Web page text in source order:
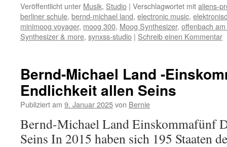
Veröffentlicht unter Musik, Studio | Verschlagwortet mitaliens-
berliner schule, bernd-michael land, electronic music,
minimoog voyager, moog 300, Moog Synthesizer, offenbach
Synthesizer & more, synxss-studio | Schreib einen Kommentar
Bernd-Michael Land -
Endlichkeit allen Seins
Publiziert am 9. Januar 2025von Bernie
Bernd-Michael Land Einskommafünf
Seins In 2015 haben sich 195 Staaten